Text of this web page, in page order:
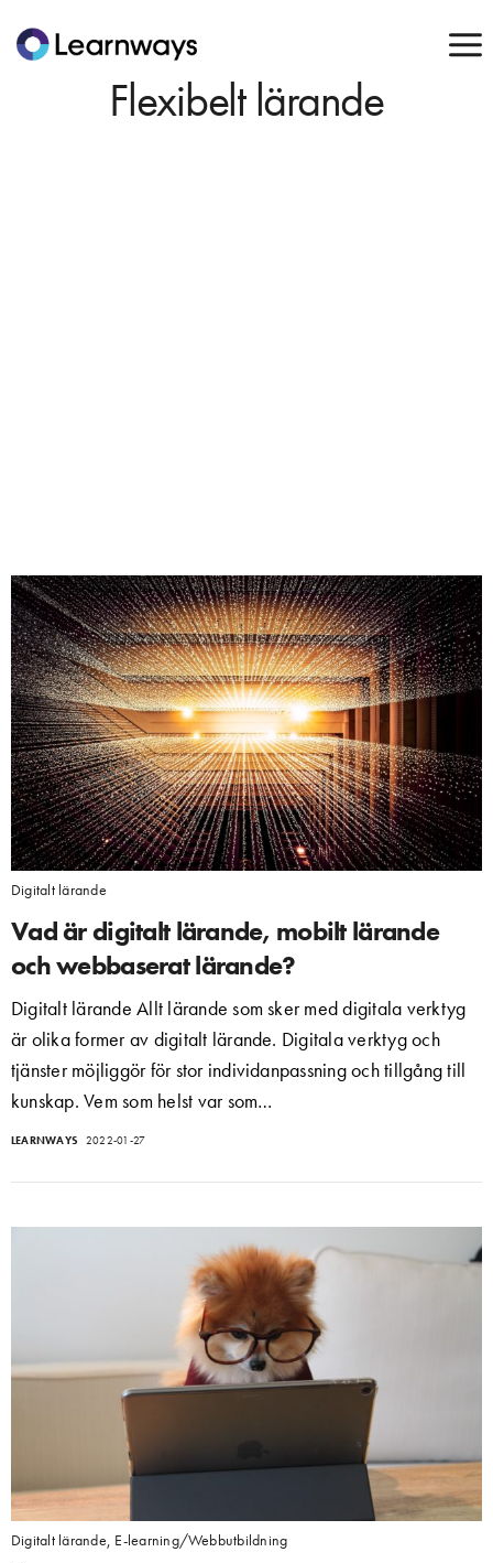
Flexibelt lärande
Digitalt lärande
Vad är digitalt lärande, mobilt lärande
och webbaserat lärande?
Digitalt lärande Allt lärande som sker med digitala verktyg
är olika former av digitalt lärande. Digitala verktyg och
tjänster möjliggör för stor individanpassning och tillgång till
kunskap. Vem som helst var som…
LEARNWAYS 2022-01-27
Digitalt lärande, E-learning/Webbutbildning